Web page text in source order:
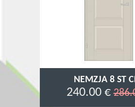
NEMZJA 8 ST
240.00 €